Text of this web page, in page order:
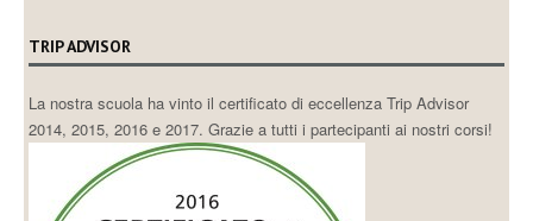
TRIP ADVISOR
La nostra scuola ha vinto il certificato di eccellenza Trip Advisor
2014, 2015, 2016 e 2017. Grazie a tutti i partecipanti ai nostri corsi!